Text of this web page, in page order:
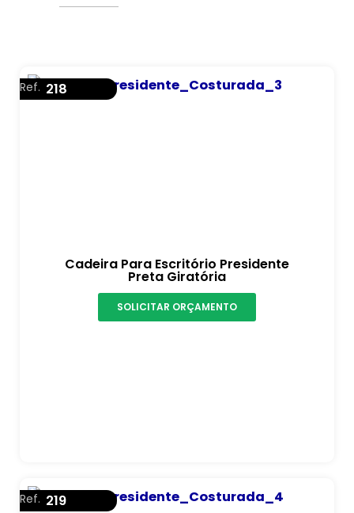
Cadeira Para Escritório Presidente
Preta Giratória
Ref. 218
SOLICITAR ORÇAMENTO
Ref. 219